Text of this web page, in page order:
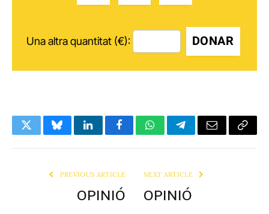
Una altra quantitat (€): DONAR
TwitterBlueskyLinkedInFacebookWhatsAppTelegramEmail Copy
PREVIOUS ARTICLE
OPINIÓ
NEXT ARTICLE
OPINIÓ